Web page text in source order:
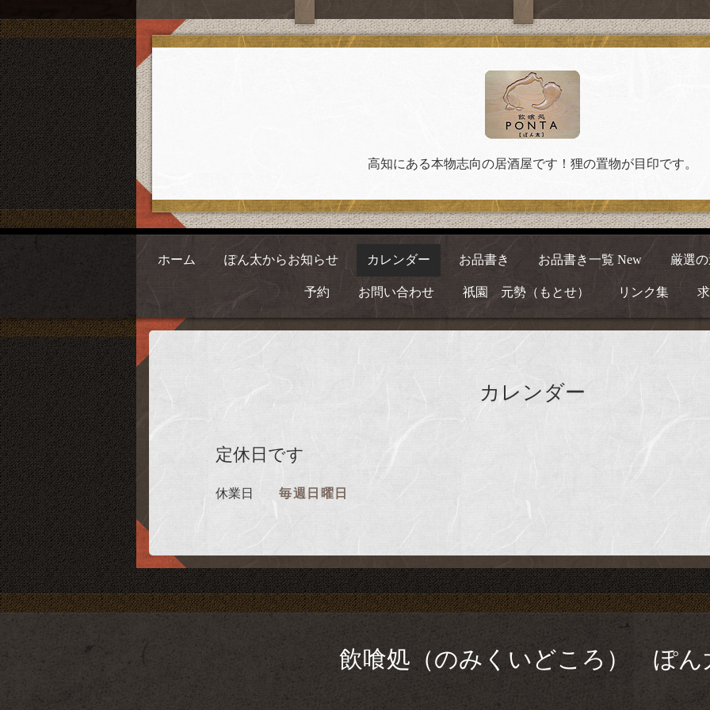
高知にある本物志向の居酒屋です！狸の置物が目印です。
ホーム ぽん太からお知らせ カレンダー お品書き お品書き一覧 New 厳選
予約 お問い合わせ 祇園 元勢（もとせ） リンク集
カレンダー
定休日です
休業日 毎週日曜日
飲喰処（のみくいどころ） ぽん